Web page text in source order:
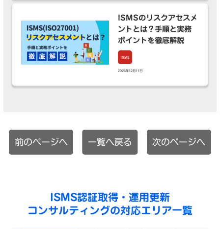
ISMS
2025年12月11日
ISMSのリスクアセスメ
ントとは？手順と実務
ポイントを徹底解説
前のページへ 一覧へ戻る 次のページへ
ISMS認証取得・運用更新
コンサルティングの対応エリア一覧